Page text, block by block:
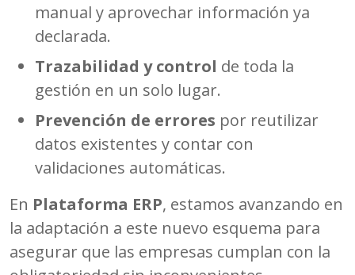
manual y aprovechar información ya
declarada.
Trazabilidad y control de toda la
gestión en un solo lugar.
Prevención de errores por reutilizar
datos existentes y contar con
validaciones automáticas.
En Plataforma ERP, estamos avanzando en
la adaptación a este nuevo esquema para
asegurar que las empresas cumplan con la